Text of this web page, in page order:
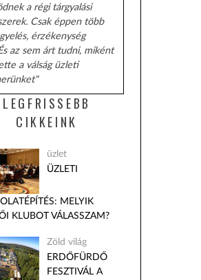
a régi tárgyalási
Csak éppen több
érzékenység
az sem árt tudni, miként
a válság üzleti
LEGFRISSEBB
CIKKEINK
üzlet
ÜZLETI
MELYIK
KLUBOT VÁLASSZAM?
Zöld világ
ERDŐFÜRDŐ
FESZTIVÁL A